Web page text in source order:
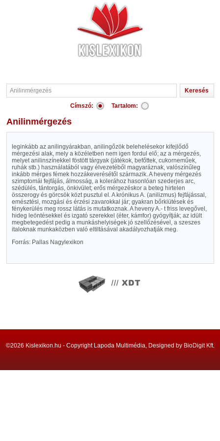
Címszó: Tartalom:
Anilinmérgezés
leginkább az anilingyárakban, anilingőzök belehelésekor kifejlődő
mérgezési alak, mely a közéletben nem igen fordul elő; az a mérgezés,
melyet anilinszínekkel föstött tárgyak (játékok, befőttek, cukorneműek,
ruhák stb.) használatából vagy élvezetéből magyaráznak, valószínűleg
inkább mérges fémek hozzákeverésétől származik. A heveny mérgezés
szimptomái fejfájás, álmosság, a kolerához hasonlóan szederjes arc,
szédülés, tántorgás, önkivület; erős mérgezéskor a beteg hirtelen
összerogy és görcsök közt pusztul el. A krónikus A. (anilizmus) fejfájással,
emésztési, mozgási és érzési zavarokkal jár; gyakran bőrkiütések és
fénykerülés meg rossz látás is mutatkoznak. A heveny A.- t friss levegővel,
hideg leöntésekkel és izgató szerekkel (éter, kámfor) gyógyítják; az idült
megbetegedést pedig a munkáshelyiségek jó szellőzésével, a szeszes
italoknak munkaközben való eltiltásával akadályozhatják meg.
Forrás: Pallas Nagylexikon
©2026 Kislexikon.hu - Copyright Lapoda Multimédia, Designed by BioDigit Kft.